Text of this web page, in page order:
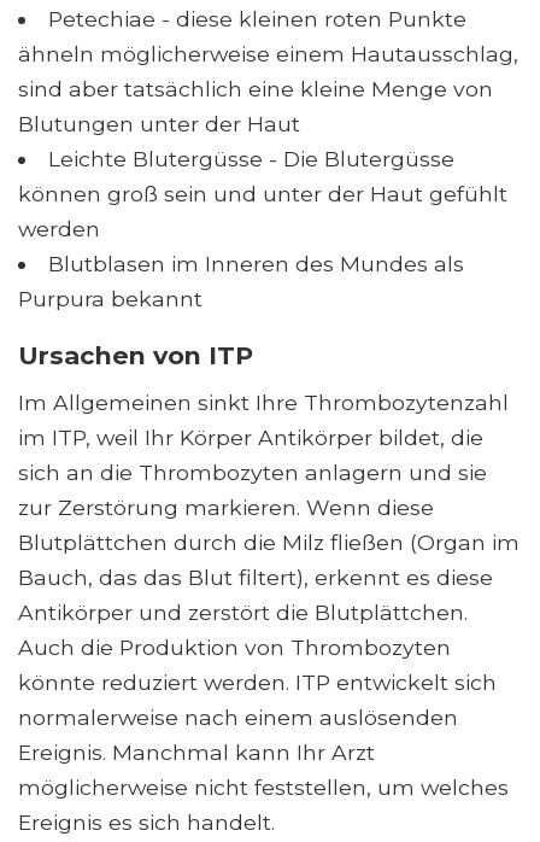
Petechiae - diese kleinen roten Punkte
ähneln möglicherweise einem Hautausschlag,
sind aber tatsächlich eine kleine Menge von
Blutungen unter der Haut
Leichte Blutergüsse - Die Blutergüsse
können groß sein und unter der Haut gefühlt
werden
Blutblasen im Inneren des Mundes als
Purpura bekannt
Ursachen von ITP
Im Allgemeinen sinkt Ihre Thrombozytenzahl
im ITP, weil Ihr Körper Antikörper bildet, die
sich an die Thrombozyten anlagern und sie
zur Zerstörung markieren. Wenn diese
Blutplättchen durch die Milz fließen (Organ im
Bauch, das das Blut filtert), erkennt es diese
Antikörper und zerstört die Blutplättchen.
Auch die Produktion von Thrombozyten
könnte reduziert werden. ITP entwickelt sich
normalerweise nach einem auslösenden
Ereignis. Manchmal kann Ihr Arzt
möglicherweise nicht feststellen, um welches
Ereignis es sich handelt.